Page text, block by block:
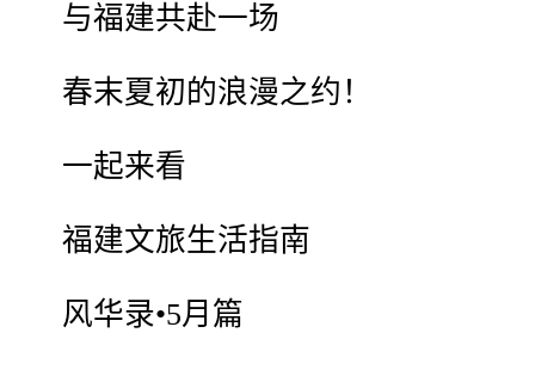
与福建共赴一场
春末夏初的浪漫之约！
一起来看
福建文旅生活指南
风华录•5月篇